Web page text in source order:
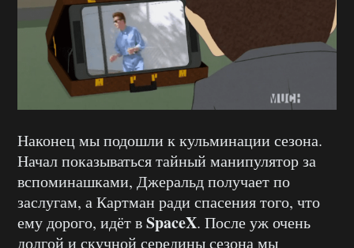
Наконец мы подошли к кульминации сезона.
Начал показываться тайный манипулятор за
вспоминашками, Джеральд получает по
заслугам, а Картман ради спасения того, что
ему дорого, идёт вSpaceX. После уж очень
долгой и скучной середины сезона мы